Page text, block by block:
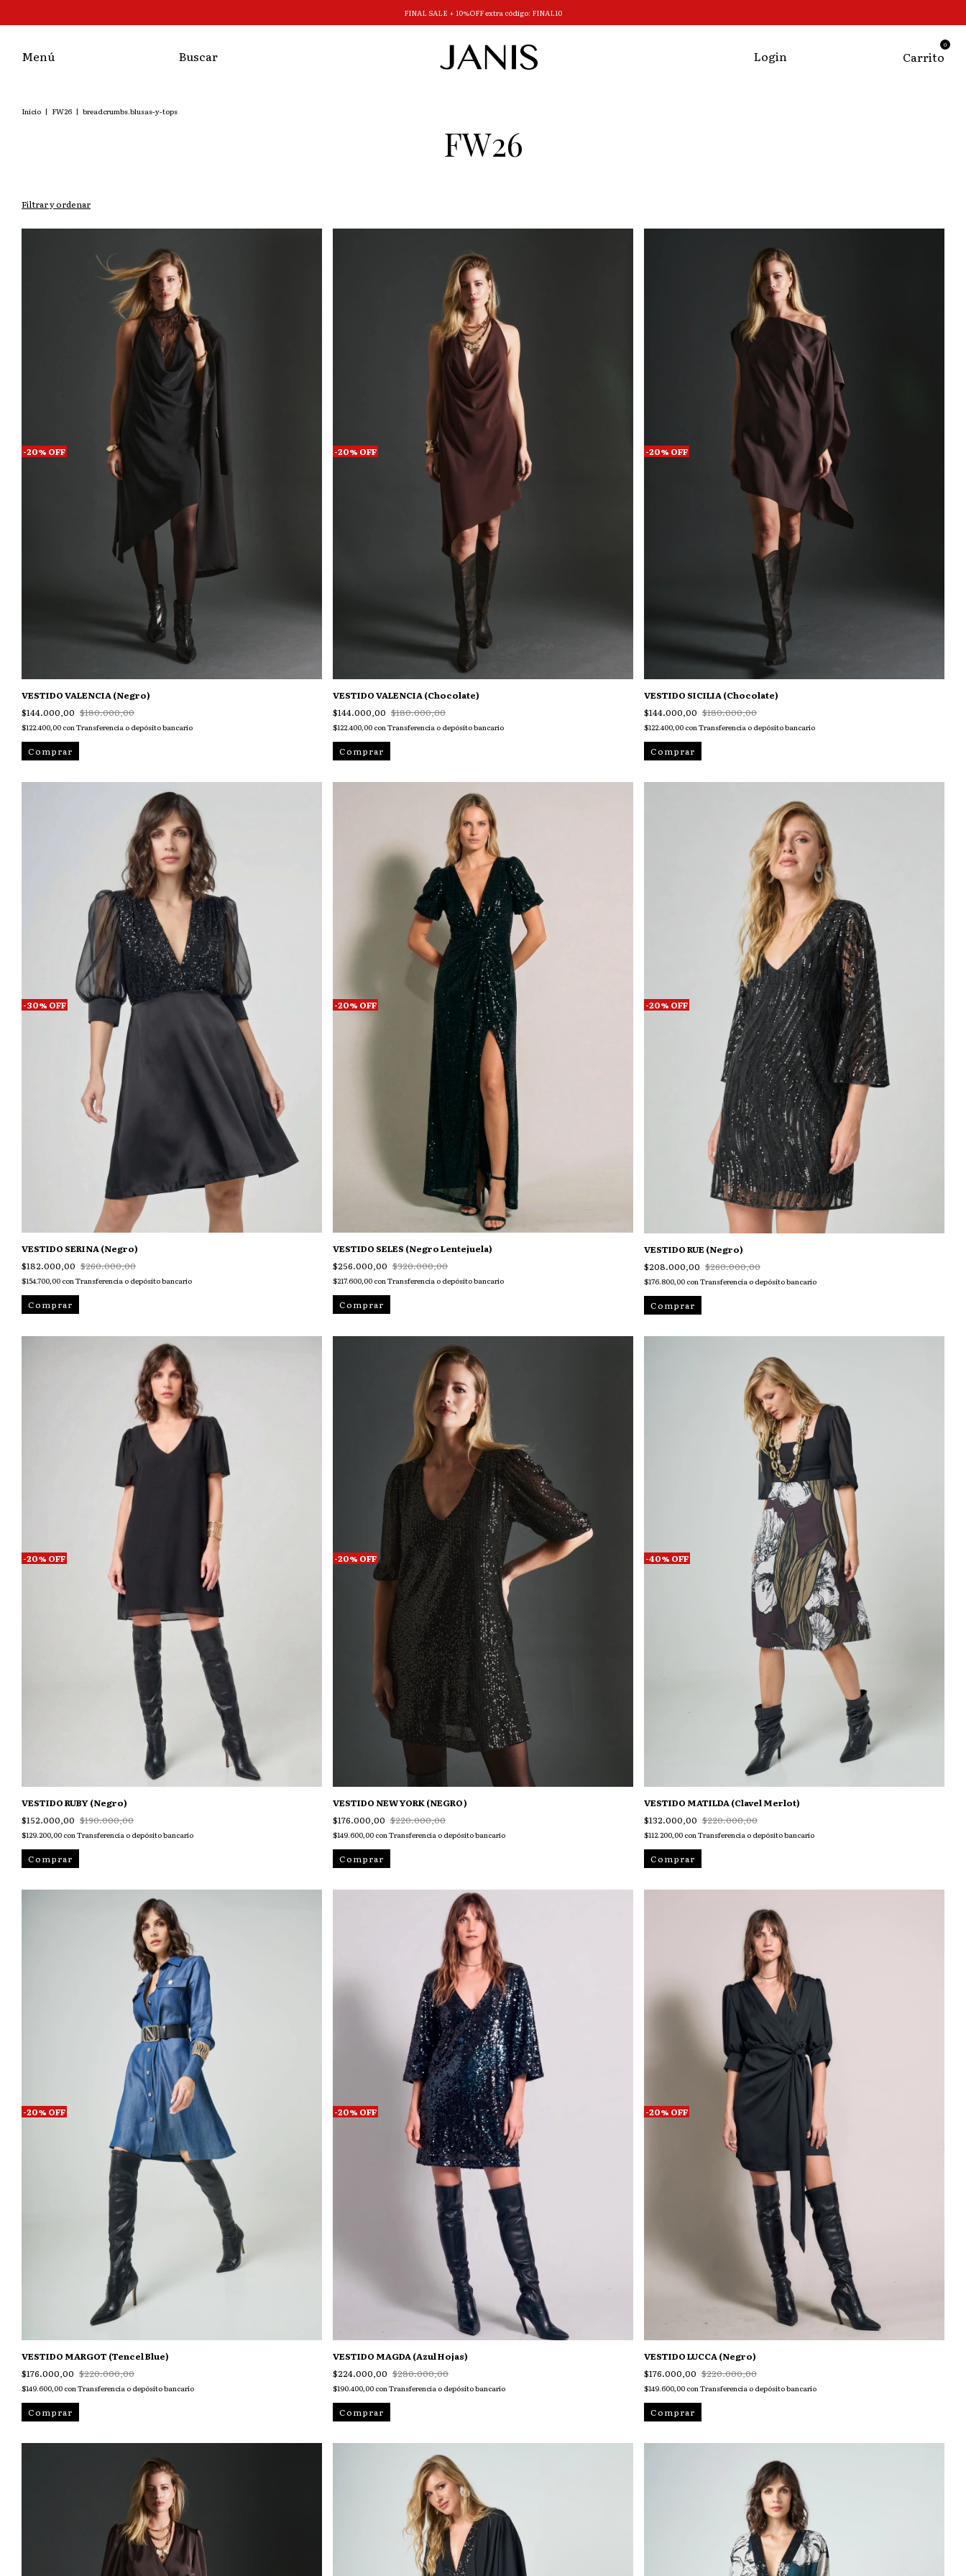
FINAL SALE + 10%OFF extra código: FINAL10
Menú Buscar Login Carrito
0
Inicio | FW26 | breadcrumbs.blusas-y-tops
FW26
Filtrar y ordenar
-20% OFF
VESTIDO VALENCIA (Negro)
$144.000,00 $180.000,00
$122.400,00 conTransferencia o depósito bancario
Comprar
-20% OFF
VESTIDO VALENCIA (Chocolate)
$144.000,00 $180.000,00
$122.400,00 conTransferencia o depósito bancario
Comprar
-20% OFF
VESTIDO SICILIA (Chocolate)
$144.000,00 $180.000,00
$122.400,00 conTransferencia o depósito bancario
Comprar
-30% OFF
VESTIDO SERINA (Negro)
$182.000,00 $260.000,00
$154.700,00 conTransferencia o depósito bancario
Comprar
-20% OFF
VESTIDO SELES (Negro Lentejuela)
$256.000,00 $320.000,00
$217.600,00 conTransferencia o depósito bancario
Comprar
-20% OFF
VESTIDO RUE (Negro)
$208.000,00 $260.000,00
$176.800,00 con Transferencia o depósito bancario
Comprar
-20% OFF
VESTIDO RUBY (Negro)
$152.000,00 $190.000,00
$129.200,00 con Transferencia o depósito bancario
Comprar
-20% OFF
VESTIDO NEW YORK (NEGRO)
$176.000,00 $220.000,00
$149.600,00 con Transferencia o depósito bancario
Comprar
-40% OFF
VESTIDO MATILDA (Clavel Merlot)
$132.000,00 $220.000,00
$112.200,00 con Transferencia o depósito bancario
Comprar
-20% OFF
VESTIDO MARGOT (Tencel Blue)
$176.000,00 $220.000,00
$149.600,00 con Transferencia o depósito bancario
Comprar
-20% OFF
VESTIDO MAGDA (Azul Hojas)
$224.000,00 $280.000,00
$190.400,00 conTransferencia o depósito bancario
Comprar
-20% OFF
VESTIDO LUCCA (Negro)
$176.000,00 $220.000,00
$149.600,00 con Transferencia o depósito bancario
Comprar